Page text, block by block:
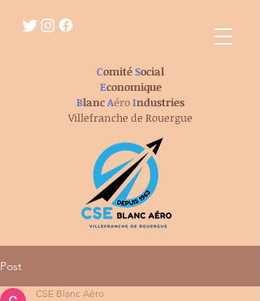
ComitéSocial
Economique
BlancAéroIndustries
Villefranche de Rouergue
Post
CSE Blanc Aéro